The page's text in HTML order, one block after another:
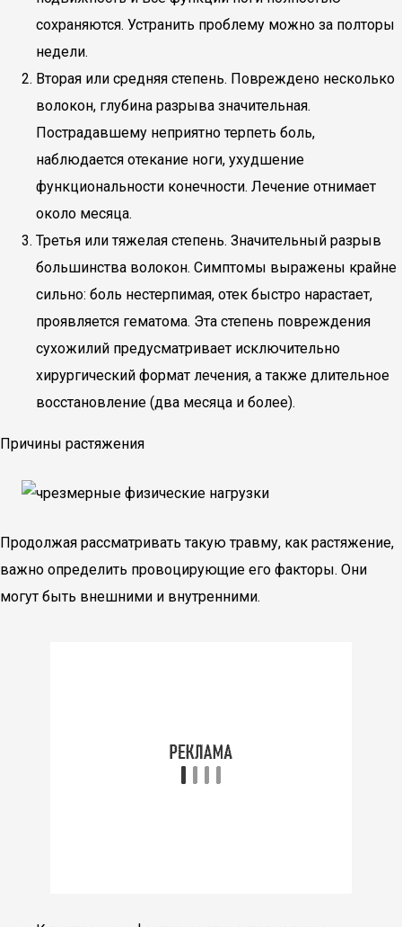
сохраняются. Устранить проблему можно за полторы
недели.
Вторая или средняя степень. Повреждено несколько
волокон, глубина разрыва значительная.
Пострадавшему неприятно терпеть боль,
наблюдается отекание ноги, ухудшение
функциональности конечности. Лечение отнимает
около месяца.
Третья или тяжелая степень. Значительный разрыв
большинства волокон. Симптомы выражены крайне
сильно: боль нестерпимая, отек быстро нарастает,
проявляется гематома. Эта степень повреждения
сухожилий предусматривает исключительно
хирургический формат лечения, а также длительное
восстановление (два месяца и более).
Причины растяжения
Продолжая рассматривать такую травму, как растяжение,
важно определить провоцирующие его факторы. Они
могут быть внешними и внутренними.